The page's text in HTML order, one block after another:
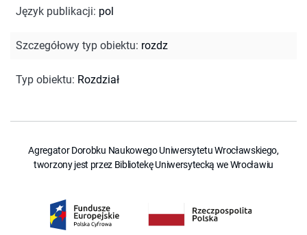
Język publikacji: pol
Szczegółowy typ obiektu: rozdz
Typ obiektu: Rozdział
Agregator Dorobku Naukowego Uniwersytetu Wrocławskiego,
tworzony jest przez Bibliotekę Uniwersytecką we Wrocławiu